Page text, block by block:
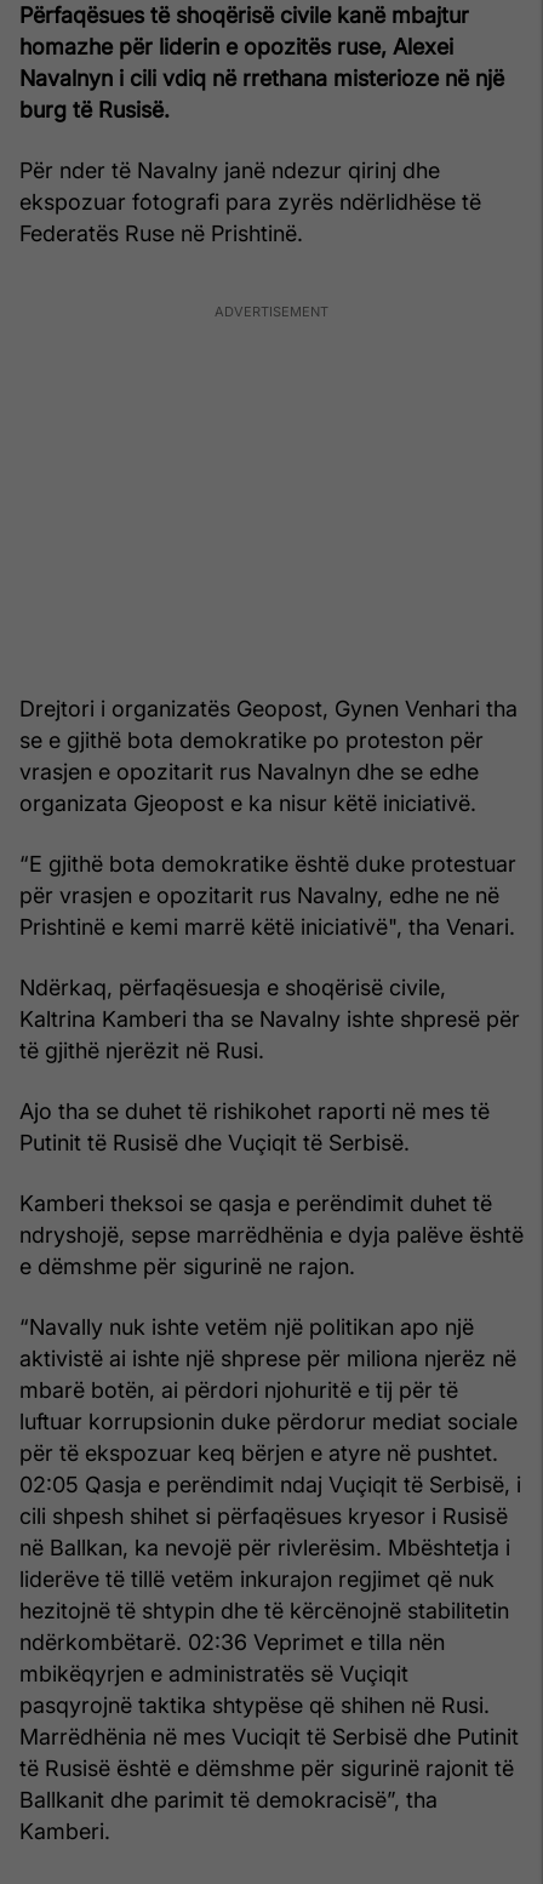
Përfaqësues të shoqërisë civile kanë mbajtur
homazhe për liderin e opozitës ruse, Alexei
Navalnyn i cili vdiq në rrethana misterioze në një
burg të Rusisë.
Për nder të Navalny janë ndezur qirinj dhe
ekspozuar fotografi para zyrës ndërlidhëse të
Federatës Ruse në Prishtinë.
Drejtori i organizatës Geopost, Gynen Venhari tha
se e gjithë bota demokratike po proteston për
vrasjen e opozitarit rus Navalnyn dhe se edhe
organizata Gjeopost e ka nisur këtë iniciativë.
“E gjithë bota demokratike është duke protestuar
për vrasjen e opozitarit rus Navalny, edhe ne në
Prishtinë e kemi marrë këtë iniciativë", tha Venari.
Ndërkaq, përfaqësuesja e shoqërisë civile,
Kaltrina Kamberi tha se Navalny ishte shpresë për
të gjithë njerëzit në Rusi.
Ajo tha se duhet të rishikohet raporti në mes të
Putinit të Rusisë dhe Vuçiqit të Serbisë.
Kamberi theksoi se qasja e perëndimit duhet të
ndryshojë, sepse marrëdhënia e dyja palëve është
e dëmshme për sigurinë ne rajon.
“Navally nuk ishte vetëm një politikan apo një
aktivistë ai ishte një shprese për miliona njerëz në
mbarë botën, ai përdori njohuritë e tij për të
luftuar korrupsionin duke përdorur mediat sociale
për të ekspozuar keq bërjen e atyre në pushtet.
02:05 Qasja e perëndimit ndaj Vuçiqit të Serbisë, i
cili shpesh shihet si përfaqësues kryesor i Rusisë
në Ballkan, ka nevojë për rivlerësim. Mbështetja i
liderëve të tillë vetëm inkurajon regjimet që nuk
hezitojnë të shtypin dhe të kërcënojnë stabilitetin
ndërkombëtarë. 02:36 Veprimet e tilla nën
mbikëqyrjen e administratës së Vuçiqit
pasqyrojnë taktika shtypëse që shihen në Rusi.
Marrëdhënia në mes Vuciqit të Serbisë dhe Putinit
të Rusisë është e dëmshme për sigurinë rajonit të
Ballkanit dhe parimit të demokracisë”, tha
Kamberi.